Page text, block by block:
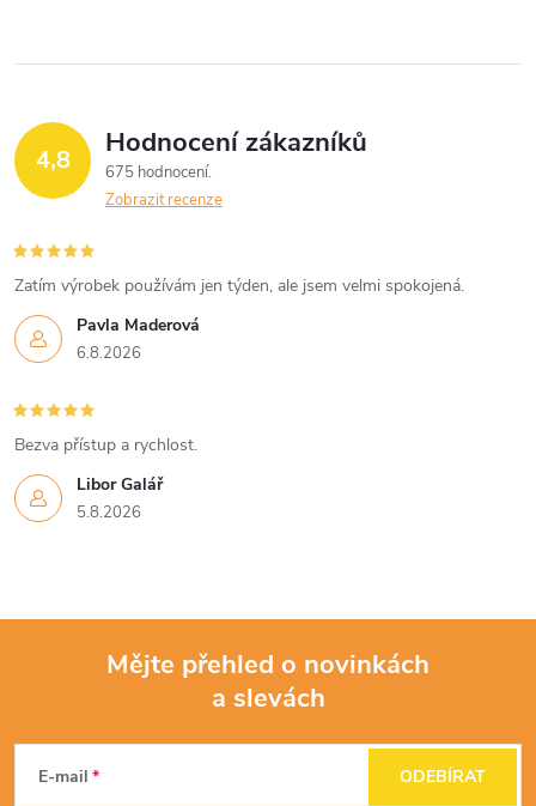
4,8 Hodnocení zákazníků
675 hodnocení
Zobrazit recenze
Pavla Maderová
6.8.2026
Zatím výrobek používám jen týden, ale jsem velmi spokojená.
Libor Galář
5.8.2026
Bezva přístup a rychlost.
Mějte přehled o novinkách
a slevách
E-mail ODEBÍRAT